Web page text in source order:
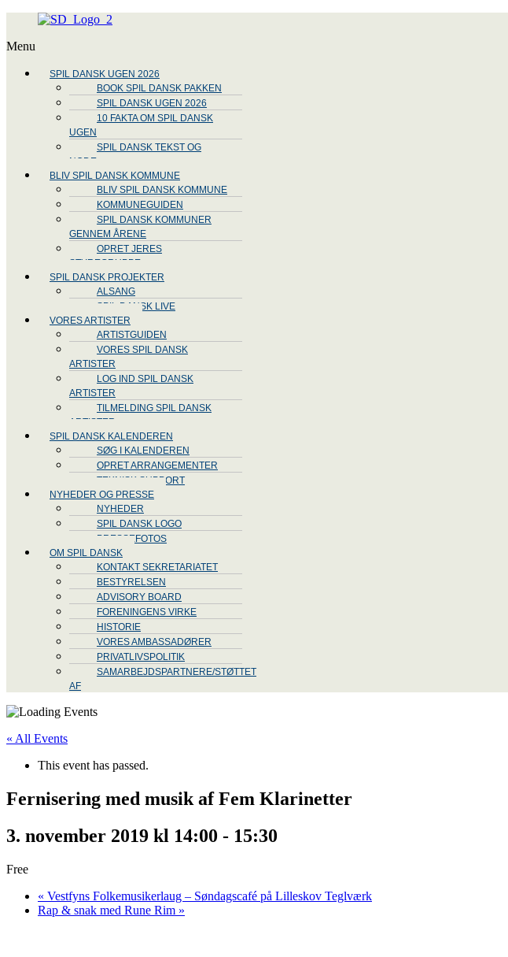
Menu
SPIL DANSK UGEN 2026
BOOK SPIL DANSK PAKKEN
SPIL DANSK UGEN 2026
10 FAKTA OM SPIL DANSK
UGEN
SPIL DANSK TEKST OG
NODE
BLIV SPIL DANSK KOMMUNE
BLIV SPIL DANSK KOMMUNE
KOMMUNEGUIDEN
SPIL DANSK KOMMUNER
GENNEM ÅRENE
OPRET JERES
STYREGRUPPE
SPIL DANSK PROJEKTER
ALSANG
SPIL DANSK LIVE
VORES ARTISTER
ARTISTGUIDEN
VORES SPIL DANSK
ARTISTER
LOG IND SPIL DANSK
ARTISTER
TILMELDING SPIL DANSK
ARTISTER
SPIL DANSK KALENDEREN
SØG I KALENDEREN
OPRET ARRANGEMENTER
TEKNISK SUPPORT
NYHEDER OG PRESSE
NYHEDER
SPIL DANSK LOGO
PRESSEFOTOS
OM SPIL DANSK
KONTAKT SEKRETARIATET
BESTYRELSEN
ADVISORY BOARD
FORENINGENS VIRKE
HISTORIE
VORES AMBASSADØRER
PRIVATLIVSPOLITIK
SAMARBEJDSPARTNERE/STØTTET
AF
« All Events
This event has passed.
Fernisering med musik af Fem Klarinetter
3. november 2019 kl 14:00 - 15:30
Free
« Vestfyns Folkemusikerlaug – Søndagscafé på Lilleskov Teglværk
Rap & snak med Rune Rim »